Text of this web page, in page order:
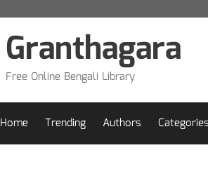
Granthagara
Free Online Bengali Library
Home Trending Authors Categories